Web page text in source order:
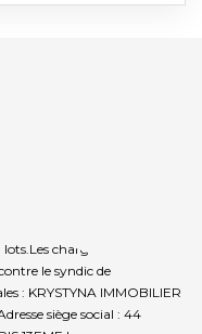
charges annuelles
le syndic de
: KRYSTYNA IMMOBILIER
siège social : 44